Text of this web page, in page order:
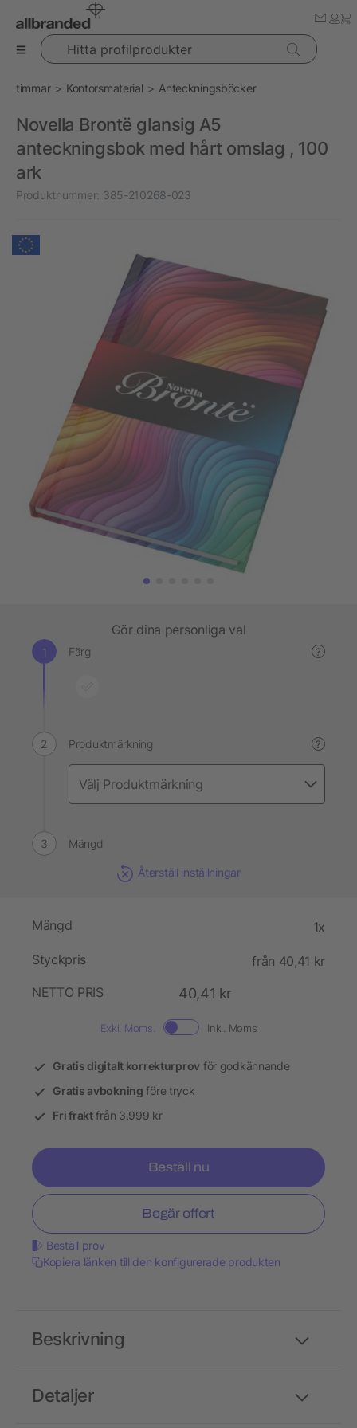
Hitta profilprodukter
timmar Kontorsmaterial Anteckningsböcker
Novella Brontë glansig A5
anteckningsbok med hårt omslag , 100
ark
Produktnummer: 385-210268-023
Gör dina personliga val
Färg ?
Produktmärkning ?
Mängd
Återställ inställningar
Mängd 1x
Styckpris
från 40,41 kr
NETTO PRIS
40,41 kr
Exkl. Moms. Inkl. Moms
Gratis digitalt korrekturprov för godkännande
Gratis avbokning före tryck
Fri fraktfrån 3.999 kr
Beställ nu
Begär offert
Beställ prov
Kopiera länken till den konfigurerade produkten
Detaljer
Beskrivning